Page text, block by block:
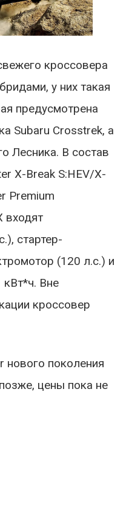
кроссовера
у них такая
предусмотрена
Subaru Crosstrek, а
Лесника. В состав
X-Break S:HEV/X-
Premium
входят
стартер-
(120 л.с.) и
кВт*ч. Вне
кроссовер
нового поколения
цены пока не